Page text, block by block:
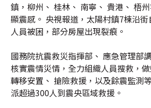
鎮，柳州、 桂林、 南寧、 貴港、 梧
顯震感。 央視報道，太陽村鎮7棟沿
人員被困，部分房屋出現裂痕。
國務院抗震救災指揮部、 應急管理部
核實震情災情，全力組織人員搜救，
轉移安置、 搶險救援，以及餘震監測
派超過300人到震央區域救援。